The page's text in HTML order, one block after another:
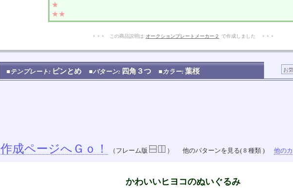
★
★★
+ + + この商品説明は オークションプレートメーカー２ で作成しました + + +
■テンプレート: ピンとめ ■パターン: 四角３つ ■カラー: 葉桜
作成ページへＧｏ！ （フレーム版 ） 他のパターンを見る( 8 種類 ) 他の
かわいいヒヨコのぬいぐるみ